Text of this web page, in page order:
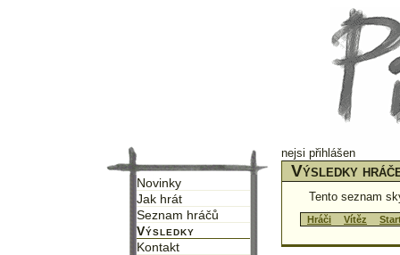
Novinky
Jak hrát
Seznam hráčů
Výsledky
Kontakt
nejsi přihlášen
Výsledky
Tento seznam
Hráči Vítěz